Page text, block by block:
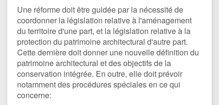
Une réforme doit être guidée par la nécessité de
coordonner la législation relative à l'aménagement
du territoire d'une part, et la législation relative à la
protection du patrimoine architectural d'autre part.
Cette dernière doit donner une nouvelle définition du
patrimoine architectural et des objectifs de la
conservation intégrée. En outre, elle doit prévoir
notamment des procédures spéciales en ce qui
concerne: